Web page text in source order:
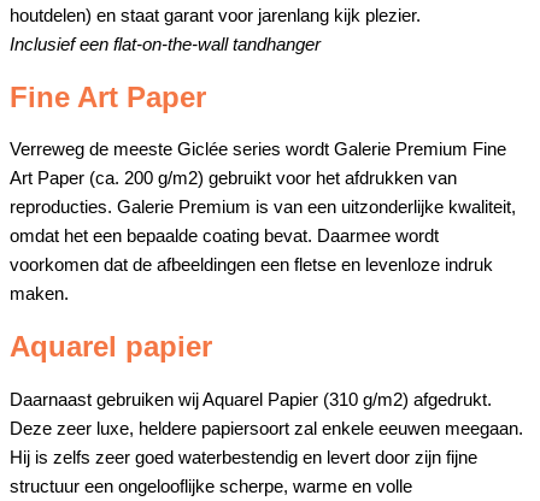
houtdelen) en staat garant voor jarenlang kijk plezier.
Inclusief een flat-on-the-wall tandhanger
Fine Art Paper
Verreweg de meeste Giclée series wordt Galerie Premium Fine
Art Paper (ca. 200 g/m2) gebruikt voor het afdrukken van
reproducties. Galerie Premium is van een uitzonderlijke kwaliteit,
omdat het een bepaalde coating bevat. Daarmee wordt
voorkomen dat de afbeeldingen een fletse en levenloze indruk
maken.
Aquarel papier
Daarnaast gebruiken wij Aquarel Papier (310 g/m2) afgedrukt.
Deze zeer luxe, heldere papiersoort zal enkele eeuwen meegaan.
Hij is zelfs zeer goed waterbestendig en levert door zijn fijne
structuur een ongelooflijke scherpe, warme en volle